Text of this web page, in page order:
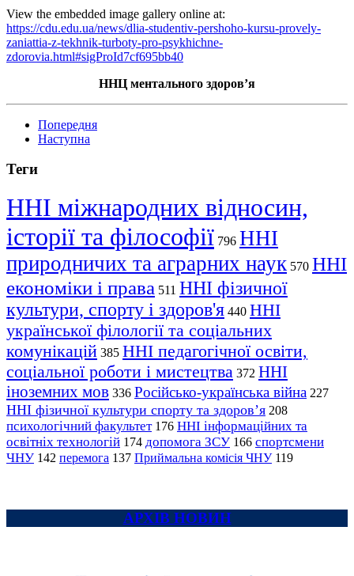
View the embedded image gallery online at:
https://cdu.edu.ua/news/dlia-studentiv-pershoho-kursu-provely-
zaniattia-z-tekhnik-turboty-pro-psykhichne-
zdorovia.html#sigProId7cf695bb40
ННЦ ментального здоров’я
Попередня
Наступна
Теги
ННІ міжнародних відносин,
історії та філософії 796 ННІ
природничих та аграрних наук 570 ННІ
економіки і права 511 ННІ фізичної
культури, спорту і здоров'я 440 ННІ
української філології та соціальних
комунікацій 385 ННІ педагогічної освіти,
соціальної роботи і мистецтва 372 ННІ
іноземних мов 336 Російсько-українська війна 227
ННІ фізичної культури спорту та здоров’я 208
психологічний факультет 176 ННІ інформаційних та
освітніх технологій 174 допомога ЗСУ 166 спортсмени
ЧНУ 142 перемога 137 Приймальна комісія ЧНУ 119
АРХІВ НОВИН